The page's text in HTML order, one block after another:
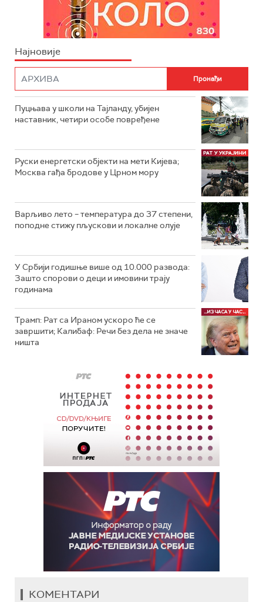
Најновије
Пуцњава у школи на Тајланду, убијен
наставник, четири особе повређене
Руски енергетски објекти на мети Кијева;
Москва гађа бродове у Црном мору
Варљиво лето – температура до 37 степени,
поподне стижу пљускови и локалне олује
У Србији годишње више од 10.000 развода:
Зашто спорови о деци и имовини трају
годинама
Трамп: Рат са Ираном ускоро ће се
завршити; Калибаф: Речи без дела не значе
ништа
КОМЕНТАРИ